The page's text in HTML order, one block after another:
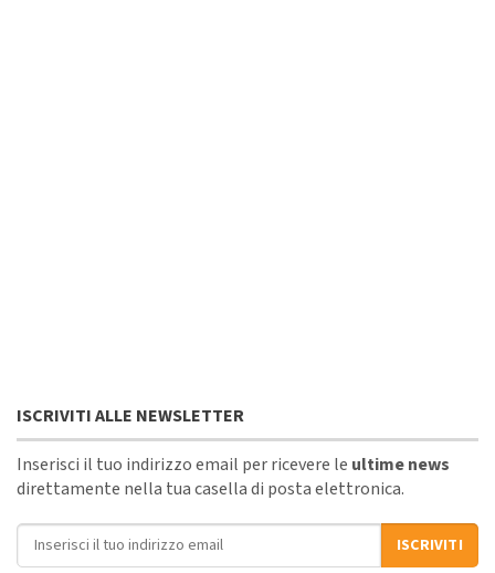
ISCRIVITI ALLE NEWSLETTER
Inserisci il tuo indirizzo email per ricevere le ultime news
direttamente nella tua casella di posta elettronica.
Indirizzo email
ISCRIVITI